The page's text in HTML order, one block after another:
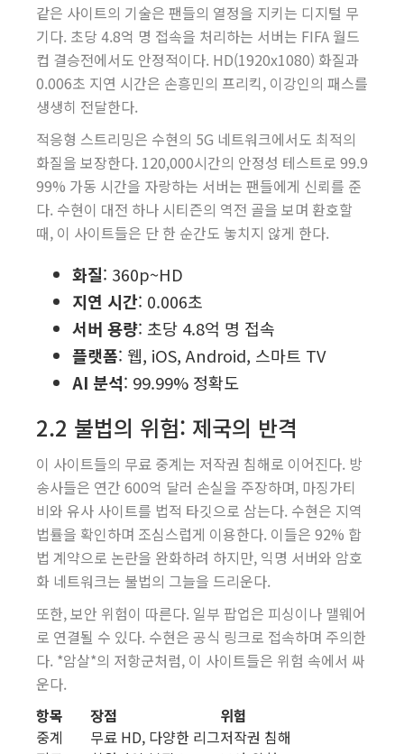
같은 사이트의 기술은 팬들의 열정을 지키는 디지털 무
기다. 초당 4.8억 명 접속을 처리하는 서버는 FIFA 월드
컵 결승전에서도 안정적이다. HD(1920x1080) 화질과
0.006초 지연 시간은 손흥민의 프리킥, 이강인의 패스를
생생히 전달한다.
적응형 스트리밍은 수현의 5G 네트워크에서도 최적의
화질을 보장한다. 120,000시간의 안정성 테스트로 99.9
99% 가동 시간을 자랑하는 서버는 팬들에게 신뢰를 준
다. 수현이 대전 하나 시티즌의 역전 골을 보며 환호할
때, 이 사이트들은 단 한 순간도 놓치지 않게 한다.
화질: 360p~HD
지연 시간: 0.006초
서버 용량: 초당 4.8억 명 접속
플랫폼: 웹, iOS, Android, 스마트 TV
AI 분석: 99.99% 정확도
2.2 불법의 위험: 제국의 반격
이 사이트들의 무료 중계는 저작권 침해로 이어진다. 방
송사들은 연간 600억 달러 손실을 주장하며, 마징가티
비와 유사 사이트를 법적 타깃으로 삼는다. 수현은 지역
법률을 확인하며 조심스럽게 이용한다. 이들은 92% 합
법 계약으로 논란을 완화하려 하지만, 익명 서버와 암호
화 네트워크는 불법의 그늘을 드리운다.
또한, 보안 위험이 따른다. 일부 팝업은 피싱이나 맬웨어
로 연결될 수 있다. 수현은 공식 링크로 접속하며 주의한
다. *암살*의 저항군처럼, 이 사이트들은 위험 속에서 싸
운다.
항목
장점
위험
중계
무료 HD, 다양한 리그저작권 침해